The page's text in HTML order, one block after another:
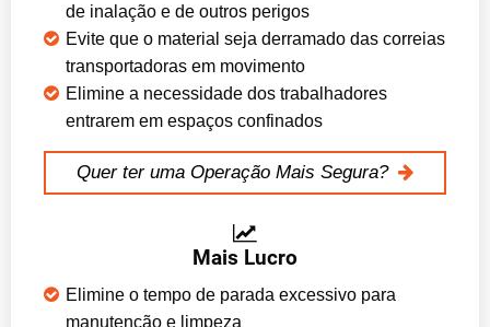
de inalação e de outros perigos
Evite que o material seja derramado das correias
transportadoras em movimento
Elimine a necessidade dos trabalhadores
entrarem em espaços confinados
Quer ter uma Operação Mais Segura?
Mais Lucro
Elimine o tempo de parada excessivo para
manutenção e limpeza